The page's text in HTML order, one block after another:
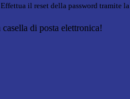
il reset della password tramite la
di posta elettronica!